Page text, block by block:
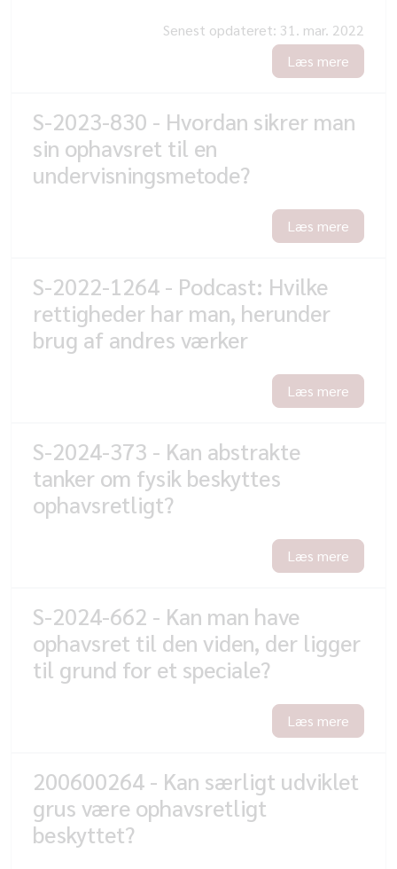
Senest opdateret: 31. mar. 2022
Læs mere
S-2023-830 - Hvordan sikrer man
sin ophavsret til en
undervisningsmetode?
Læs mere
S-2022-1264 - Podcast: Hvilke
rettigheder har man, herunder
brug af andres værker
Læs mere
S-2024-373 - Kan abstrakte
tanker om fysik beskyttes
ophavsretligt?
Læs mere
S-2024-662 - Kan man have
ophavsret til den viden, der ligger
til grund for et speciale?
Læs mere
200600264 - Kan særligt udviklet
grus være ophavsretligt
beskyttet?